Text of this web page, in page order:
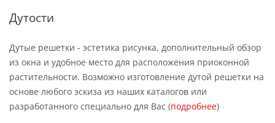
Дутости
Дутые решетки - эстетика рисунка, дополнительный обзор
из окна и удобное место для расположения приоконной
растительности. Возможно изготовление дутой решетки на
основе любого эскиза из наших каталогов или
разработанного специально для Вас (подробнее)